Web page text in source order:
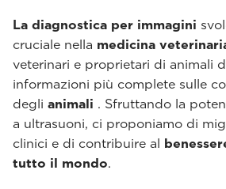
La diagnostica per immagini
cruciale nella medicina
veterinari e proprietari di animali
informazioni più complete sulle
degli animali . Sfruttando la
a ultrasuoni, ci proponiamo di
clinici e di contribuire al
tutto il mondo.